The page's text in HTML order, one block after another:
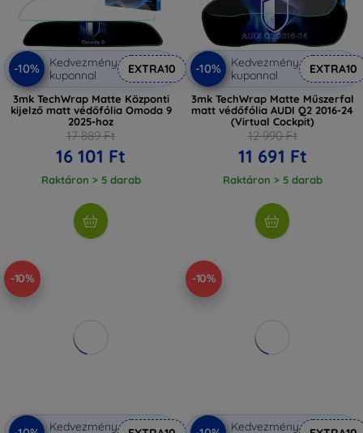
-10%
Kedvezmény
kuponnal
EXTRA10
3mk TechWrap Matte Központi
kijelző matt védőfólia Omoda 9
2025-hoz
17 889 Ft
16 101 Ft
Raktáron > 5 darab
-10%
Kedvezmény
kuponnal
EXTRA10
3mk TechWrap Matte Műszerfal
matt védőfólia AUDI Q2 2016-24
(Virtual Cockpit)
12 990 Ft
11 691 Ft
Raktáron > 5 darab
-10%
Kedvezmény
-10%
Kedvezmény